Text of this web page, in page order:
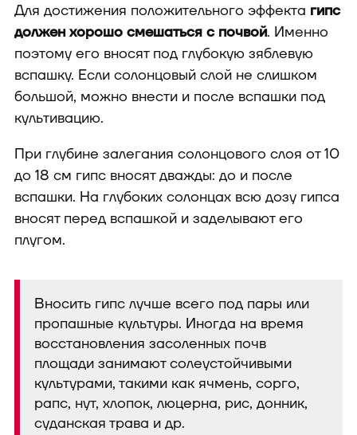
Для достижения положительного эффекта гипс
должен хорошо смешаться с почвой. Именно
поэтому его вносят под глубокую зяблевую
вспашку. Если солонцовый слой не слишком
большой, можно внести и после вспашки под
культивацию.
При глубине залегания солонцового слоя от 10
до 18 см гипс вносят дважды: до и после
вспашки. На глубоких солонцах всю дозу гипса
вносят перед вспашкой и заделывают его
плугом.
Вносить гипс лучше всего под пары или
пропашные культуры. Иногда на время
восстановления засоленных почв
площади занимают солеустойчивыми
культурами, такими как ячмень, сорго,
рапс, нут, хлопок, люцерна, рис, донник,
суданская трава и др.